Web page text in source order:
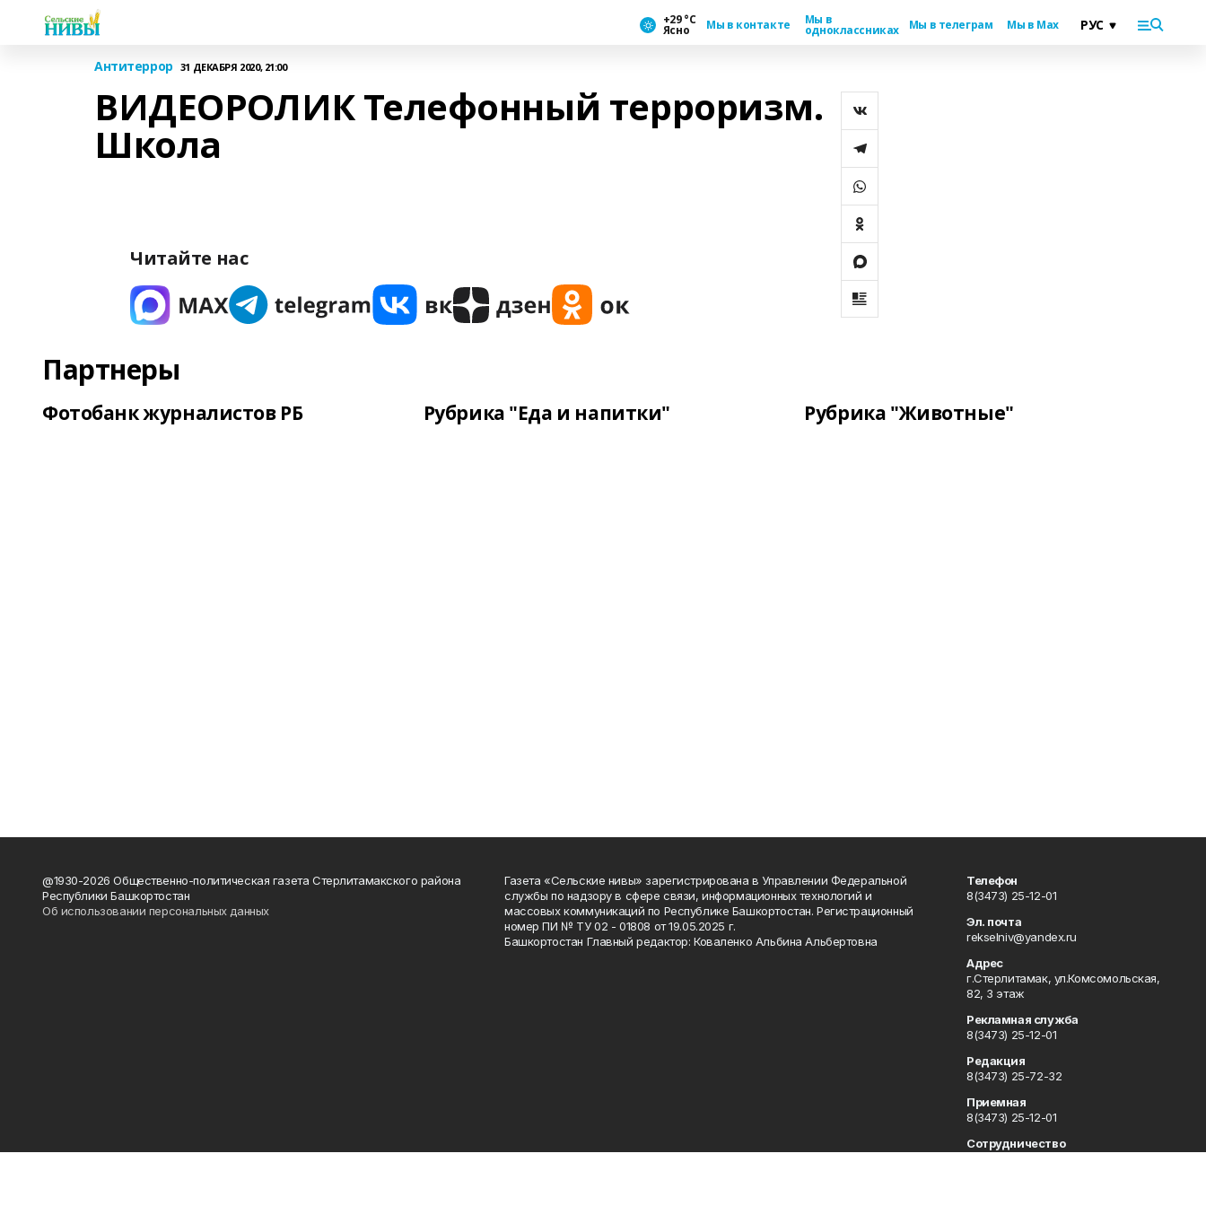
+29 °С
Ясно Мы в контакте Мы в
одноклассниках Мы в телеграм Мы в Max
Антитеррор 31 ДЕКАБРЯ 2020, 21:00
ВИДЕОРОЛИК Телефонный терроризм.
Школа
Читайте нас
Партнеры
Фотобанк журналистов РБ Рубрика "Еда и напитки" Рубрика "Животные"
@1930-2026 Общественно-политическая газета Стерлитамакского района
Республики Башкортостан
Об использовании персональных данных
Газета «Сельские нивы» зарегистрирована в Управлении Федеральной
службы по надзору в сфере связи, информационных технологий и
массовых коммуникаций по Республике Башкортостан. Регистрационный
номер ПИ № ТУ 02 - 01808 от 19.05.2025 г.
Башкортостан Главный редактор: Коваленко Альбина Альбертовна
Телефон
8(3473) 25-12-01
Эл. почта
rekselniv@yandex.ru
Адрес
г.Стерлитамак, ул.Комсомольская,
82, 3 этаж
Рекламная служба
8(3473) 25-12-01
Редакция
8(3473) 25-72-32
Приемная
8(3473) 25-12-01
Сотрудничество